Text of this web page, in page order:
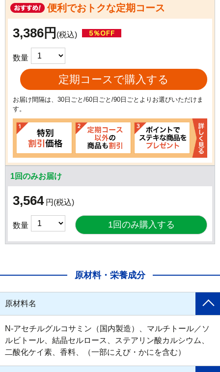
便利でおトクな定期コース
3,386円 (税込)
数量
定期コースで購入する
お届け間隔は、30日ごと/60日ごと/90日ごとよりお選びいただけま
す。
1回のみお届け
3,564 円 (税込)
数量
原材料・栄養成分
原材料名
N-アセチルグルコサミン（国内製造）、マルチトール／ソ
ルビトール、結晶セルロース、ステアリン酸カルシウム、
二酸化ケイ素、香料、（一部にえび・かにを含む）